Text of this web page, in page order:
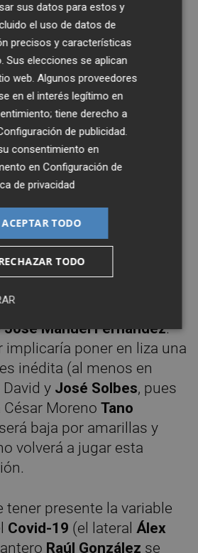
(no son muchas, pero las
el actual esquema
cambiando de apuesta
Sergio Morasobre la
centro del campo en el
en el que estará en
(a los blanquiazules
para seguir al frente de
queLa Nucíano gane al
Camilo Cano
Ortiztambién podría
Diego Jiménez
pasado en la posición de
si tenemos presente
de sanción y el lateral
José Manuel Fernández.
implicaría poner en liza una
inédita (al menos en
y José Solbes, pues
César MorenoTano
baja por amarillas y
volverá a jugar esta
tener presente la variable
Covid-19 (el lateralÁlex
Raúl González se
sus datos para estos y
el uso de datos de
precisos y características
Sus elecciones se aplican
web. Algunos proveedores
en el interés legítimo en
tiene derecho a
de publicidad.
consentimiento en
enConfiguración de
de privacidad
ACEPTAR TODO
TODO